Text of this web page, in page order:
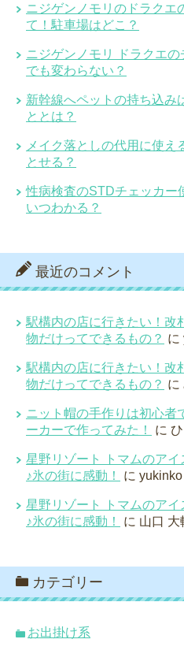
ニジゲンノモリのドラクエ
て！駐車場はどこ？
ニジゲンノモリ ドラクエ
でも変わらない？
新幹線へペットの持ち込み
ととは？
メイク落としの代用に使え
とせる？
性病検査のSTDチェッカー
いつわかる？
最近のコメント
駅構内の店に行きたい！改
物だけってできるもの？ に
駅構内の店に行きたい！改
物だけってできるもの？ に
ニット帽の手作りは初心者
ーカーで作ってみた！
に
星野リゾート トマムのア
♪氷の街に感動！
に yukinko
星野リゾート トマムのア
♪氷の街に感動！
に 山口 大
カテゴリー
お出掛け系